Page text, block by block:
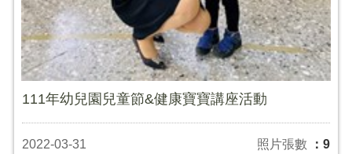
111年幼兒園兒童節&健康寶寶講座活動
2022-03-31 照片張數 ：9